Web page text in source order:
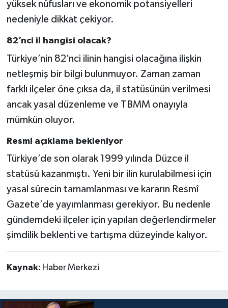
yüksek nüfusları ve ekonomik potansiyelleri
nedeniyle dikkat çekiyor.
82’nci il hangisi olacak?
Türkiye’nin 82’nci ilinin hangisi olacağına ilişkin
netleşmiş bir bilgi bulunmuyor. Zaman zaman
farklı ilçeler öne çıksa da, il statüsünün verilmesi
ancak yasal düzenleme ve TBMM onayıyla
mümkün oluyor.
Resmi açıklama bekleniyor
Türkiye’de son olarak 1999 yılında Düzce il
statüsü kazanmıştı. Yeni bir ilin kurulabilmesi için
yasal sürecin tamamlanması ve kararın Resmî
Gazete’de yayımlanması gerekiyor. Bu nedenle
gündemdeki ilçeler için yapılan değerlendirmeler
şimdilik beklenti ve tartışma düzeyinde kalıyor.
Kaynak: Haber Merkezi